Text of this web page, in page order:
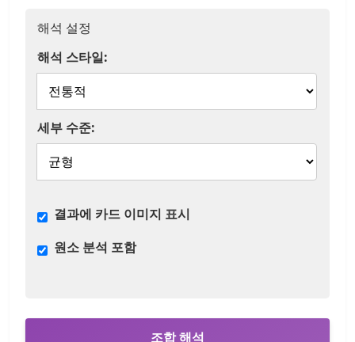
해석 설정
해석 스타일:
세부 수준:
결과에 카드 이미지 표시
원소 분석 포함
조합 해석